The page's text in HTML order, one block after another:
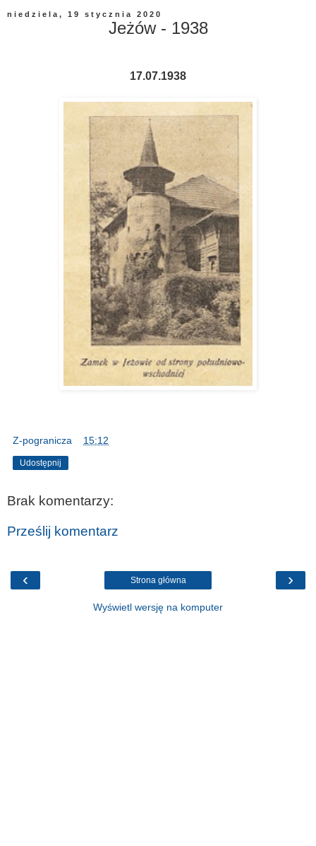
niedziela, 19 stycznia 2020
Jeżów - 1938
17.07.1938
Z-pogranicza 15:12
Udostępnij
Brak komentarzy:
Prześlij komentarz
‹ ›
Strona główna
Wyświetl wersję na komputer